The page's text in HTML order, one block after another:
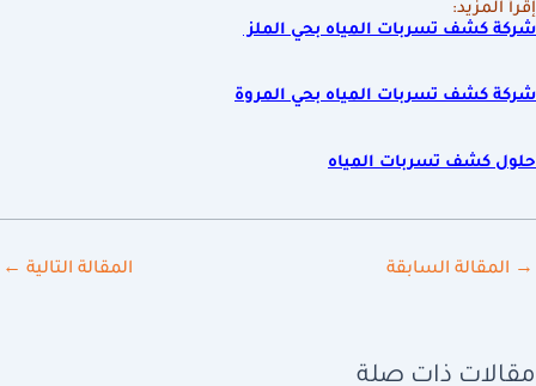
إقرأ المزيد:
شركة كشف تسربات المياه بحي الملز
شركة كشف تسربات المياه بحي المروة
حلول كشف تسربات المياه
→ المقالة السابقة المقالة التالية ←
مقالات ذات صلة